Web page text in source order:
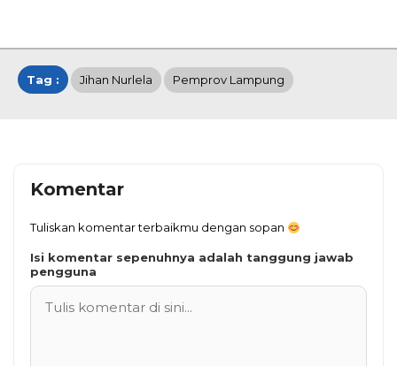
Tag : Jihan Nurlela Pemprov Lampung
Komentar
Tuliskan komentar terbaikmu dengan sopan
Isi komentar sepenuhnya adalah tanggung jawab
pengguna